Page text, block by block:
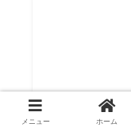
【ホンダ】
メニュー ホーム